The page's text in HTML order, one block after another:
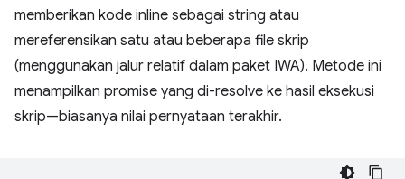
memberikan kode inline sebagai string atau
mereferensikan satu atau beberapa file skrip
(menggunakan jalur relatif dalam paket IWA). Metode ini
menampilkan promise yang di-resolve ke hasil eksekusi
skrip—biasanya nilai pernyataan terakhir.